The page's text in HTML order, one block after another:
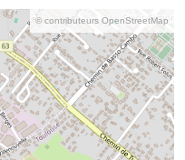
© contributeurs OpenStreetMap